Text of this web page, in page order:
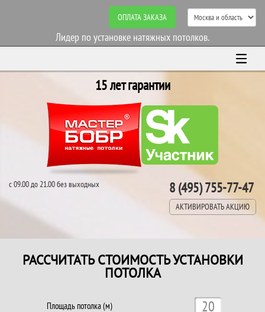
ОПЛАТА ЗАКАЗА
Лидер по установке натяжных потолков.
15 лет гарантии
с 09.00 до 21.00 без выходных 8 (495) 755-77-47
АКТИВИРОВАТЬ АКЦИЮ
РАССЧИТАТЬ СТОИМОСТЬ УСТАНОВКИ
ПОТОЛКА
Площадь потолка (м)